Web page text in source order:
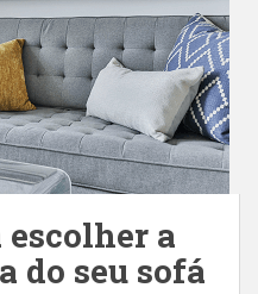
escolher a
do seu sofá